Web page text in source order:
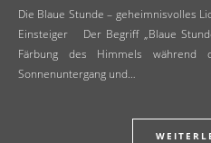
Die Blaue Stunde – geheimnisvolles Licht Fotoworkshop für Anfänger- und
Einsteiger Der Begriff „Blaue
Färbung des Himmels
Sonnenuntergang und…